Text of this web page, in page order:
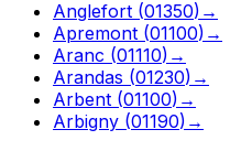
Anglefort (01350) →
Apremont (01100) →
Aranc (01110) →
Arandas (01230) →
Arbent (01100) →
Arbigny (01190) →